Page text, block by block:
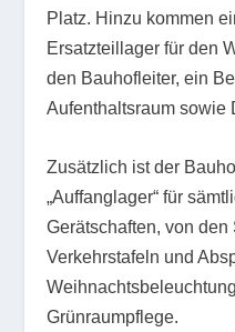
Platz. Hinzu kommen
Ersatzteillager für den
den Bauhofleiter, ein
Aufenthaltsraum sowie
Zusätzlich ist der
„Auffanglager“ für
Gerätschaften, von
Verkehrstafeln und
Grünraumpflege.